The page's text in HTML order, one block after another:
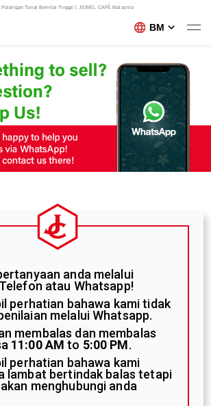
Pulangan Tunai Bernilai Tinggi! | JEWEL CAFÉ Malaysia
BM
anda melalui
atau Whatsapp!
perhatian bahawa kami tidak
melalui Whatsapp.
membalas dan membalas
11:00 AM to 5:00 PM.
perhatian bahawa kami
lambat bertindak balas tetapi
menghubungi anda